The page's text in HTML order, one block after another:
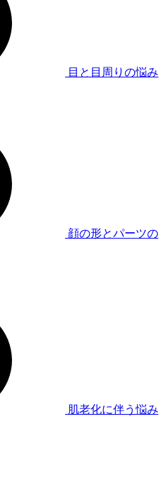
目と目周りの悩み
顔の形とパーツの
肌老化に伴う悩み